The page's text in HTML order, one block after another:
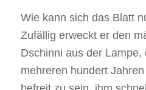
Wie kann sich das Blatt
Zufällig erweckt er den
Dschinni aus der Lampe,
mehreren hundert